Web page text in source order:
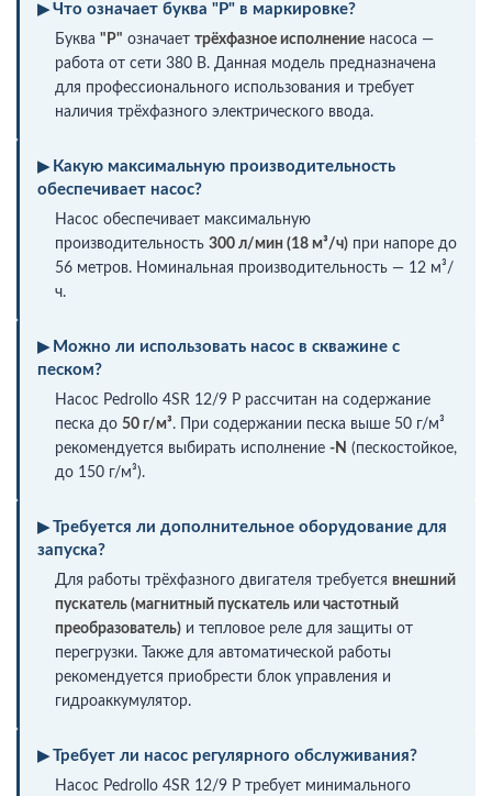
Что означает буква "P" в маркировке?
Буква "P" означает трёхфазное исполнение насоса —
работа от сети 380 В. Данная модель предназначена
для профессионального использования и требует
наличия трёхфазного электрического ввода.
Какую максимальную производительность
обеспечивает насос?
Насос обеспечивает максимальную
производительность 300 л/мин (18 м³/ч) при напоре до
56 метров. Номинальная производительность — 12 м³/
ч.
Можно ли использовать насос в скважине с
песком?
Насос Pedrollo 4SR 12/9 P рассчитан на содержание
песка до 50 г/м³. При содержании песка выше 50 г/м³
рекомендуется выбирать исполнение -N (пескостойкое,
до 150 г/м³).
Требуется ли дополнительное оборудование для
запуска?
Для работы трёхфазного двигателя требуется внешний
пускатель (магнитный пускатель или частотный
преобразователь) и тепловое реле для защиты от
перегрузки. Также для автоматической работы
рекомендуется приобрести блок управления и
гидроаккумулятор.
Требует ли насос регулярного обслуживания?
Насос Pedrollo 4SR 12/9 P требует минимального